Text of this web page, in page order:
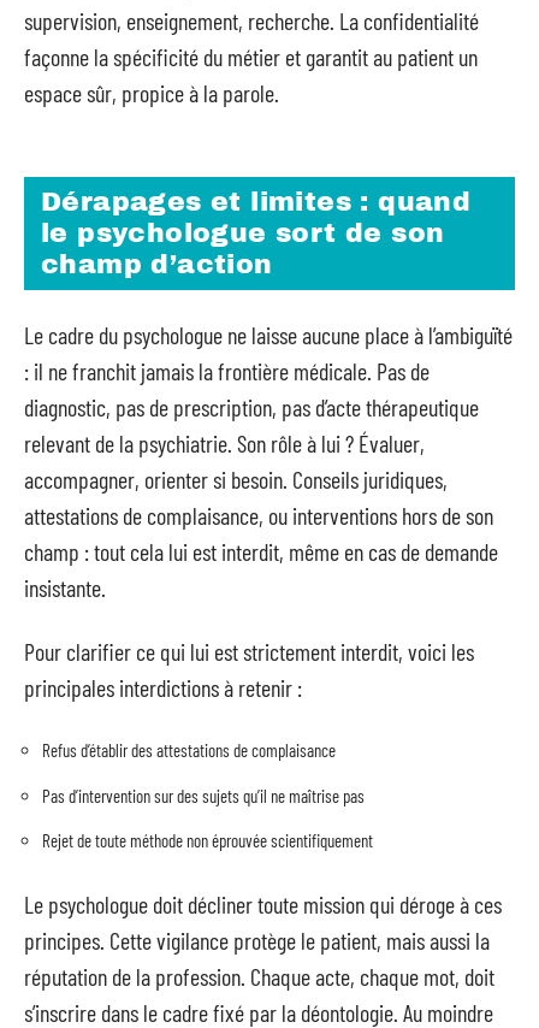
supervision, enseignement, recherche. La confidentialité
façonne la spécificité du métier et garantit au patient un
espace sûr, propice à la parole.
Dérapages et limites : quand
le psychologue sort de son
champ d’action
Le cadre du psychologue ne laisse aucune place à l’ambiguïté
: il ne franchit jamais la frontière médicale. Pas de
diagnostic, pas de prescription, pas d’acte thérapeutique
relevant de la psychiatrie. Son rôle à lui ? Évaluer,
accompagner, orienter si besoin. Conseils juridiques,
attestations de complaisance, ou interventions hors de son
champ : tout cela lui est interdit, même en cas de demande
insistante.
Pour clarifier ce qui lui est strictement interdit, voici les
principales interdictions à retenir :
Refus d’établir des attestations de complaisance
Pas d’intervention sur des sujets qu’il ne maîtrise pas
Rejet de toute méthode non éprouvée scientifiquement
Le psychologue doit décliner toute mission qui déroge à ces
principes. Cette vigilance protège le patient, mais aussi la
réputation de la profession. Chaque acte, chaque mot, doit
s’inscrire dans le cadre fixé par la déontologie. Au moindre